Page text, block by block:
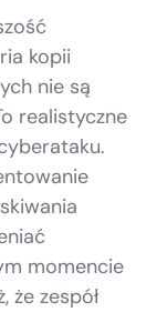
kopii
nie są
realistyczne
momencie
że zespół